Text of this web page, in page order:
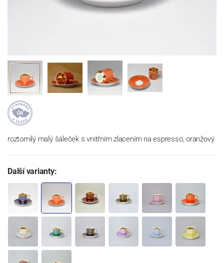
roztomilý malý šáleček s vnitřním zlacením na espresso, oranžový
Další varianty: